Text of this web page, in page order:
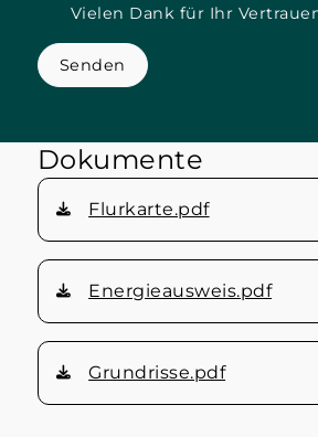
Vielen Dank für Ihr
Senden
Dokumente
Flurkarte.pdf
Energieausweis.pdf
Grundrisse.pdf